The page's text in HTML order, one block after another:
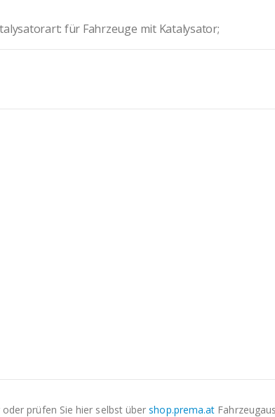
für Fahrzeuge mit Katalysator;
prüfen Sie hier selbst übershop.prema.at